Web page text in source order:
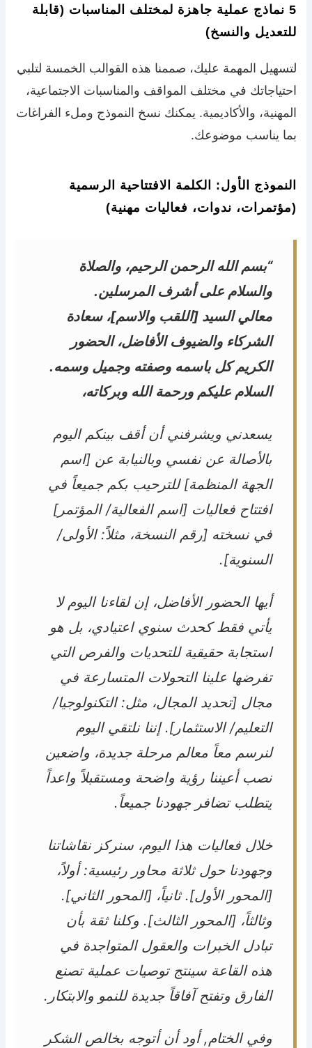
5 نماذج عملية جاهزة لمختلف المناسبات (قابلة
للتعديل والنسخ)
لتسهيل المهمة عليك، صممنا هذه القوالب الخمسة لتلبي
احتياجاتك في مختلف المواقف والمناسبات الاجتماعية،
المهنية، والأكاديمية. يمكنك نسخ النموذج وملء الفراغات
بما يناسب موضوعك.
النموذج الأول: الكلمة الافتتاحية الرسمية
(مؤتمرات، ندوات، فعاليات مهنية)
“بسم الله الرحمن الرحيم، والصلاة
والسلام على أشرف المرسلين.
معالي السيد [اللقب والاسم]، سعادة
الشركاء والضيوف الأفاضل، الحضور
الكريم كل باسمه وصفته وجميل وسمه.
السلام عليكم ورحمة الله وبركاته،
يسعدني ويشرفني أن أقف بينكم اليوم
بالأصالة عن نفسي وبالنيابة عن [اسم
الجهة المنظمة] للترحيب بكم جميعاً في
افتتاح فعاليات [اسم الفعالية/ المؤتمر]
في نسخته [رقم النسخة، مثلاً: الأولى/
السنوية].
أيها الحضور الأفاضل، إن لقاءنا اليوم لا
يأتي فقط كحدث سنوي اعتيادي، بل هو
استجابة حقيقية للتحديات والفرص التي
تفرضها علينا التحولات المتسارعة في
مجال [تحديد المجال، مثل: التكنولوجيا/
التعليم/ الاستثمار]. إننا نلتقي اليوم
لنرسم معاً معالم مرحلة جديدة، واضعين
نصب أعيننا رؤية واضحة ومستقبلاً واعداً
يتطلب تضافر جهودنا جميعاً.
خلال فعاليات هذا اليوم، سنركز نقاشاتنا
وجهودنا حول ثلاثة محاور رئيسية: أولاً،
[المحور الأول]. ثانياً، [المحور الثاني].
وثالثاً، [المحور الثالث]. وكلنا ثقة بأن
تبادل الخبرات والعقول المتواجدة في
هذه القاعة سينتج توصيات عملية تصنع
الفارق وتفتح آفاقاً جديدة للنمو والابتكار.
وفي الختام, أود أن أتوجه بخالص الشكر